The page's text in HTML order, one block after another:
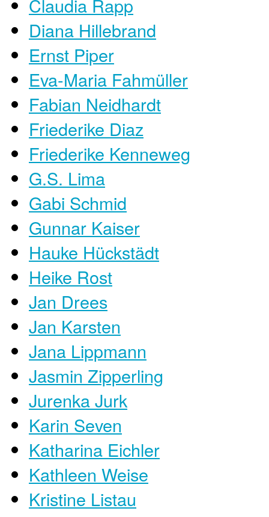
Diana Hillebrand
Ernst Piper
Eva-Maria Fahmüller
Fabian Neidhardt
Friederike Diaz
Friederike Kenneweg
G.S. Lima
Gabi Schmid
Gunnar Kaiser
Hauke Hückstädt
Heike Rost
Jan Drees
Jan Karsten
Jana Lippmann
Jasmin Zipperling
Jurenka Jurk
Karin Seven
Katharina Eichler
Kathleen Weise
Kristine Listau